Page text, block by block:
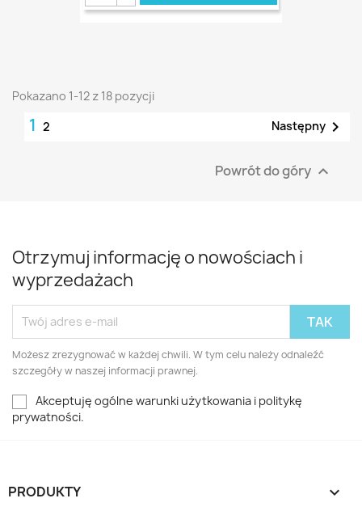
Pokazano 1-12 z 18 pozycji
1 2 Następny 
Powrót do góry 
Otrzymuj informację o nowościach i
wyprzedażach
Możesz zrezygnować w każdej chwili. W tym celu należy odnaleźć
szczegóły w naszej informacji prawnej.
Akceptuję ogólne warunki użytkowania i politykę
prywatności.
PRODUKTY 